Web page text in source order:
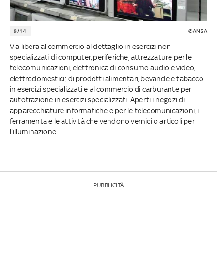
9/14 ©ANSA
Via libera al commercio al dettaglio in esercizi non
specializzati di computer, periferiche, attrezzature per le
telecomunicazioni, elettronica di consumo audio e video,
elettrodomestici; di prodotti alimentari, bevande e tabacco
in esercizi specializzati e al commercio di carburante per
autotrazione in esercizi specializzati. Aperti i negozi di
apparecchiature informatiche e per le telecomunicazioni, i
ferramenta e le attività che vendono vernici o articoli per
l'illuminazione
PUBBLICITÀ